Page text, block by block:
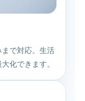
で対応。生活
化できます。